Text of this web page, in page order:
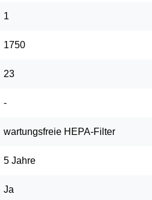
1
1750
23
-
wartungsfreie HEPA-Filter
5 Jahre
Ja